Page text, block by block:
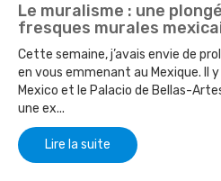
Le muralisme : une
fresques murales
Cette semaine, j’avais envie de
en vous emmenant au Mexique. Il
Mexico et le Palacio de Bellas-
une ex...
Lire la suite